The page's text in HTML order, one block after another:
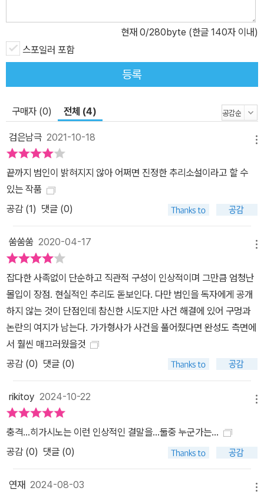
히는 대결 순수 추리의 정점을 추구한 히가시노 게이고 궁극의 본격
미스터리 『둘 중 누군가 그녀를 죽였다』는 <가가 형사 시리즈> 4번
째 작품으로, 전편 『악의』에서 경시청 형사로 활약했던 가가가 도쿄
네리마 경찰서 소속으로 처음 등장한다. 『둘 중 누군가 그녀를 죽였
다”라는 신조를 밝히며, 의도적으로 범인의 이름을 밝히지 않은 채 소
설을 끝맺는다. 오늘날에는 사회파 미스터리의 대가로 인식되는 히가
시노이지만, 이 작품에는 본격 미스터리를 향한 추리소설가의 변함없
는 애정이 듬뿍 담겨 있다. 끝까지 밝혀지지 않는 범인, 당신은 누구인
사를 마비시켰던 문제작 자신의 원룸에서 죽은 채 발견된 여자. 사체
를 최초로 발견한 오빠는 동생이 살해당했음을 간파하고 직접 복수할
둘로 좁힌다. 바로 여동생의 옛 연인과 오랜 친구, 둘 중 누군가 그녀
를 죽였다! 여기까지의 줄거리만 보면 히가시노의 작품치고는 조금
단순하지 않은가, 하고 슬며시 의문이 들 수 있다. 하지만 이는 어디까
지나 추리에 방해가 되는 부분은 과감하게 생략하겠다는 작가의 엄밀
한 계산에 따른 것. 히가시노는 단순하면서도 교묘한 구성으로, 평범
한 추리 게임과는 분명하게 선을 긋는 작품을 창조했다. 복수를 결행
하려는 경찰과 그를 막기 위해 나선 가가 형사, 그리고 두 용의자가 밀
고 당기는 줄다리기는 시종일관 긴박한 분위기를 자아낸다. 그리고
드디어 둘 중 누가 그녀를 죽였는지가 밝혀지려는 결정적인 순간, 이
야기는 끝이 난다. 히가시노는 일부러 범인의 이름을 밝히지 않고 결
정적인 단서를 독자가 직접 찾아내도록 한다(부록으로 수록된 평론가
니시가미 신타의 「봉인 해설서」에서는 이 단서들을 다시금 환기해주
고 있다). 독자라는 존재가 정말 ‘추리’를 하는가 하는 의문에서 시작
스럽게 이끌어내는 히가시노 게이고이기에 가능했다. 처음 출판될 당
현재 0/280byte (한글 140자 이내)
스포일러 포함
등록
구매자 (0) 전체 (4)
검은남극 2021-10-18
끝까지 범인이 밝혀지지 않아 어쩌면 진정한 추리소설이라고 할 수
있는 작품
공감 (1) 댓글 (0)
쑴쑴쑴 2020-04-17
잡다한 사족없이 단순하고 직관적 구성이 인상적이며 그만큼 엄청난
몰입이 장점. 현실적인 추리도 돋보인다. 다만 범인을 독자에게 공개
하지 않는 것이 단점인데 참신한 시도지만 사건 해결에 있어 구멍과
논란의 여지가 남는다. 가가형사가 사건을 풀어줬다면 완성도 측면에
서 훨씬 매끄러웠을것
공감 (0) 댓글 (0)
rikitoy 2024-10-22
충격…히가시노는 이런 인상적인 결말을…둘중 누군가는…
공감 (0) 댓글 (0)
연재 2024-08-03